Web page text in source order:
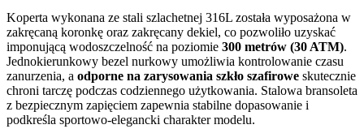
Koperta wykonana ze stali szlachetnej 316L została wyposażona w
zakręcaną koronkę oraz zakręcany dekiel, co pozwoliło uzyskać
imponującą wodoszczelność na poziomie 300 metrów (30 ATM).
Jednokierunkowy bezel nurkowy umożliwia kontrolowanie czasu
zanurzenia, a odporne na zarysowania szkło szafirowe skutecznie
chroni tarczę podczas codziennego użytkowania. Stalowa bransoleta
z bezpiecznym zapięciem zapewnia stabilne dopasowanie i
podkreśla sportowo-elegancki charakter modelu.